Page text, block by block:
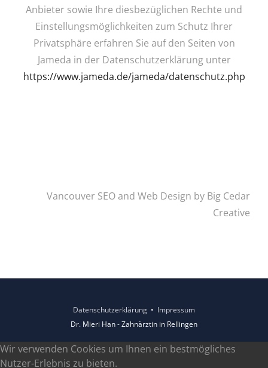
Anbieter sowie Ihre diesbezüglichen Rechte und
Einstellungsmöglichkeiten zum Schutz Ihrer
Privatsphäre erfahren Sie auf den Seiten von
Jameda in der Datenschutzerklärung unter
https://www.jameda.de/jameda/datenschutz.php
Vancouver SEO and Web Design by Big Cedar
Creative
Datenschutzerklärung • Impressum
Dr. Mieri Han - Zahnärztin in Rellingen
Wir verwenden Cookies um Ihnen ein bestmögliches
Nutzer-Erlebnis zu bieten.